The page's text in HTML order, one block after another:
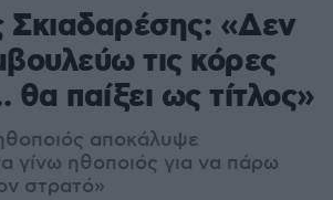
Σκιαδαρέσης: «Δεν
τις κόρες
θα παίξει ως τίτλος»
αποκάλυψε
γίνω ηθοποιός για να πάρω
στρατό»